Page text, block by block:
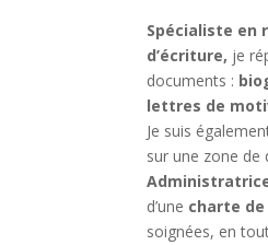
Spécialiste en
d’écriture, je
documents :
lettres de
Je suis
sur une zone de
d’une charte
soignées, en